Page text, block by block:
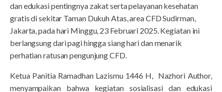
dan edukasi pentingnya zakat serta pelayanan kesehatan
gratis di sekitar Taman Dukuh Atas, area CFD Sudirman,
Jakarta, pada hari Minggu, 23 Februari 2025. Kegiatan ini
berlangsung dari pagi hingga siang hari dan menarik
perhatian ratusan pengunjung CFD.
Ketua Panitia Ramadhan Lazismu 1446 H, Nazhori Author,
menyampaikan bahwa kegiatan sosialisasi dan edukasi